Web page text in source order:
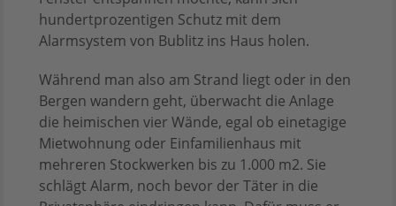
hundertprozentigen Schutz mit dem
Alarmsystem von Bublitz ins Haus holen.
Während man also am Strand liegt oder in den
Bergen wandern geht, überwacht die Anlage
die heimischen vier Wände, egal ob einetagige
Mietwohnung oder Einfamilienhaus mit
mehreren Stockwerken bis zu 1.000 m2. Sie
schlägt Alarm, noch bevor der Täter in die